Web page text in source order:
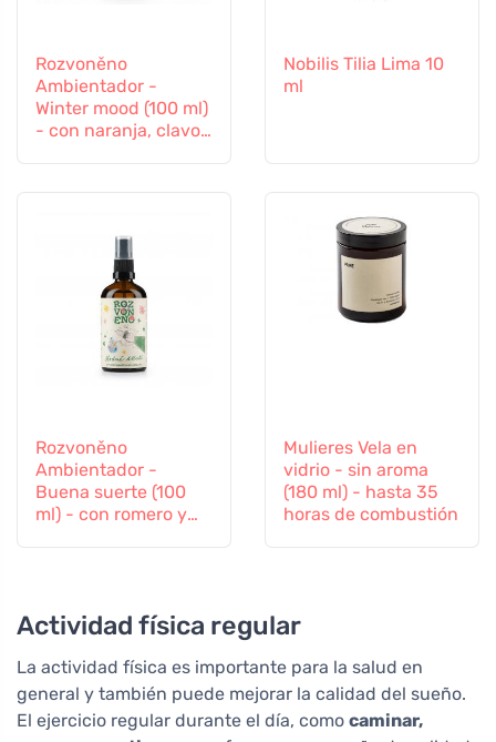
Rozvoněno
Ambientador -
Winter mood (100 ml)
- con naranja, clavo
Nobilis Tilia Lima 10
ml
Rozvoněno
Ambientador -
Buena suerte (100
ml) - con romero y
Mulieres Vela en
vidrio - sin aroma
(180 ml) - hasta 35
horas de combustión
Actividad física regular
La actividad física es importante para la salud en
general y también puede mejorar la calidad del sueño.
El ejercicio regular durante el día, como caminar,